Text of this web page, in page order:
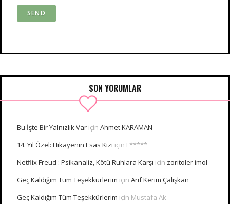
SON YORUMLAR
Bu İşte Bir Yalnızlık Var için Ahmet KARAMAN
14. Yıl Özel: Hikayenin Esas Kızı için F*****
Netflix Freud : Psikanaliz, Kötü Ruhlara Karşı için zoritoler imol
Geç Kaldığım Tüm Teşekkürlerim için Arif Kerim Çalışkan
Geç Kaldığım Tüm Teşekkürlerim için Mustafa Ak